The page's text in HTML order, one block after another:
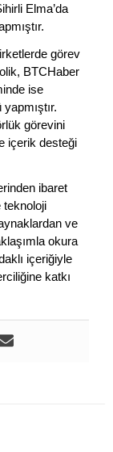
Elma’da
görev
BTCHaber
ise
görevini
içerik desteği
ibaret
teknoloji
ve
okura
içeriğiyle
katkı